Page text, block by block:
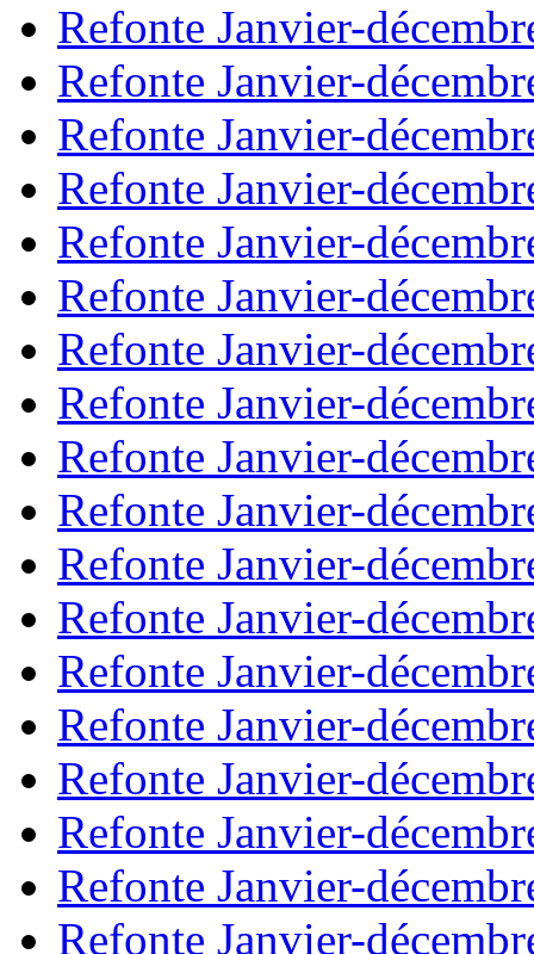
Refonte Janvier-
Refonte Janvier-
Refonte Janvier-
Refonte Janvier-
Refonte Janvier-
Refonte Janvier-
Refonte Janvier-
Refonte Janvier-
Refonte Janvier-
Refonte Janvier-
Refonte Janvier-
Refonte Janvier-
Refonte Janvier-
Refonte Janvier-
Refonte Janvier-
Refonte Janvier-
Refonte Janvier-
Refonte Janvier-